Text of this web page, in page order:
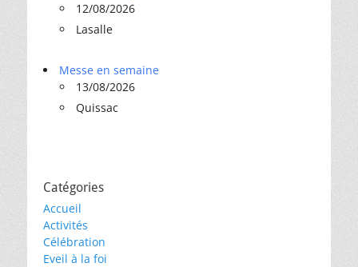
12/08/2026
Lasalle
Messe en semaine
13/08/2026
Quissac
Catégories
Accueil
Activités
Célébration
Eveil à la foi